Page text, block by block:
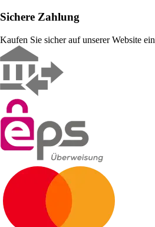
Sichere Zahlung
Kaufen Sie sicher auf unserer Website ein